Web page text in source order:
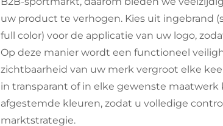
uw product te verhogen. Kies uit ingebrand
full color) voor de applicatie van uw logo,
Op deze manier wordt een functioneel
zichtbaarheid van uw merk vergroot elke
in transparant of in elke gewenste
afgestemde kleuren, zodat u volledige
marktstrategie.